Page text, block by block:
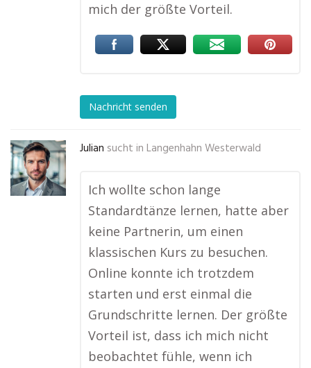
mich der größte Vorteil.
Nachricht senden
Julian sucht in Langenhahn Westerwald
Ich wollte schon lange
Standardtänze lernen, hatte aber
keine Partnerin, um einen
klassischen Kurs zu besuchen.
Online konnte ich trotzdem
starten und erst einmal die
Grundschritte lernen. Der größte
Vorteil ist, dass ich mich nicht
beobachtet fühle, wenn ich